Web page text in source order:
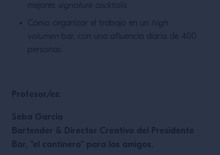
mejores signature cocktails.
Cómo organizar el trabajo en un high
volumen bar, con una afluencia diaria de 400
personas.
Profesor/es:
Seba García
Bartender & Director Creativo del Presidente
Bar, “el cantinero” para los amigos.